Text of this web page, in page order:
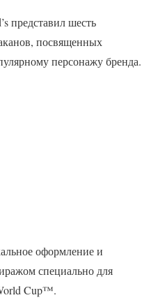
представил шесть
посвященных
персонажу бренда.
оформление и
специально для
Cup™.